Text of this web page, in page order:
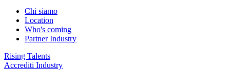
Chi siamo
Location
Who's coming
Partner Industry
Rising Talents
Accrediti Industry